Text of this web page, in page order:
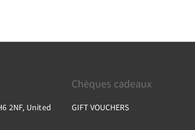
2NF, United
Chèques cadeaux
GIFT VOUCHERS